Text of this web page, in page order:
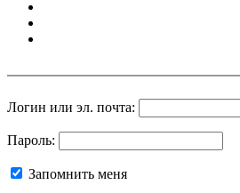
Логин или эл. почта:
Пароль:
Запомнить меня